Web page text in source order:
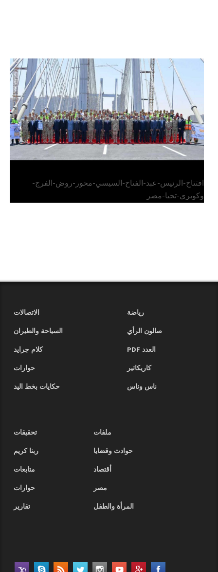
الرئيس عبد الفتاح السيسي يفتتح محور روض الفرج
وكوبري تحيا مصر
افتتاح-الرئيس-عبد-الفتاح-السيسي-محور-روض-الفرج-
وكوبري-تحيا-مصر
رياضة
الاتصالات
صالون الرأي
السياحة والطيران
العدد PDF
كلام جرايد
كاريكاتير
حوارات
ناس وناس
حكايات بخط اليد
ملفات
تحقيقات
حوادث وقضايا
ربنا كريم
أقتصاد
متابعات
مصر
حوارات
المرأة والطفل
تقارير